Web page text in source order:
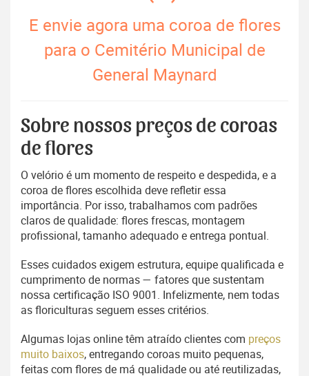
E envie agora uma coroa de flores
para o Cemitério Municipal de
General Maynard
Sobre nossos preços de coroas
de flores
O velório é um momento de respeito e despedida, e a
coroa de flores escolhida deve refletir essa
importância. Por isso, trabalhamos com padrões
claros de qualidade: flores frescas, montagem
profissional, tamanho adequado e entrega pontual.
Esses cuidados exigem estrutura, equipe qualificada e
cumprimento de normas — fatores que sustentam
nossa certificação ISO 9001. Infelizmente, nem todas
as floriculturas seguem esses critérios.
Algumas lojas online têm atraído clientes com preços
muito baixos, entregando coroas muito pequenas,
feitas com flores de má qualidade ou até reutilizadas,